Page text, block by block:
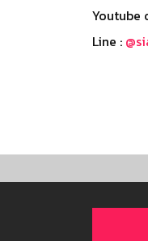
Youtube
Line :